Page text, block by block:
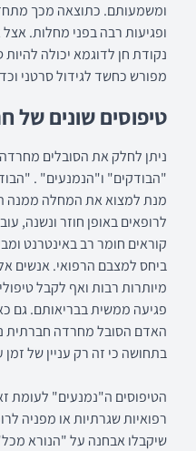
ומשמעותם. כתוצאה מכך
ופגיעות רבה בפני מחלות.
נקודת חן לדוגמא יכולה
מפורש כחשד לגידול סרטני
טיפוסים שונים של
ניתן לחלק את הסובלים
"הבודקים" ו"הנמנעים" .
מנת למצוא את המחלה ממנה
לרופאים באופן חוזר ונשנה,
קוראים חומר רב באינטרנט
ביחס למצבם הרפואי. אנשים
מיותרות רבות ואף לקבל
פגיעה ממשית בבריאותם. גם
האדם הסובל מחרדה חברתית
בתחושה כי זה רק עניין של
הטיפוסים ה"נמנעים" לעומת
רפואיות שגרתיות או מפניה
שיקבלו אבחנה על "הנורא